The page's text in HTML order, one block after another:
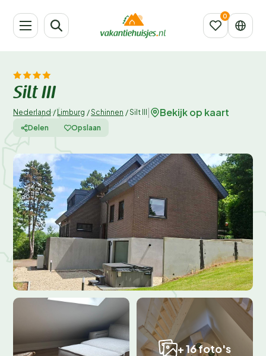
Silt III
Nederland / Limburg /Schinnen /Silt III Bekijk op kaart
Delen Opslaan
+ 16 foto's